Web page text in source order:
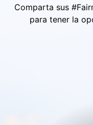
Comparta sus
para tener la